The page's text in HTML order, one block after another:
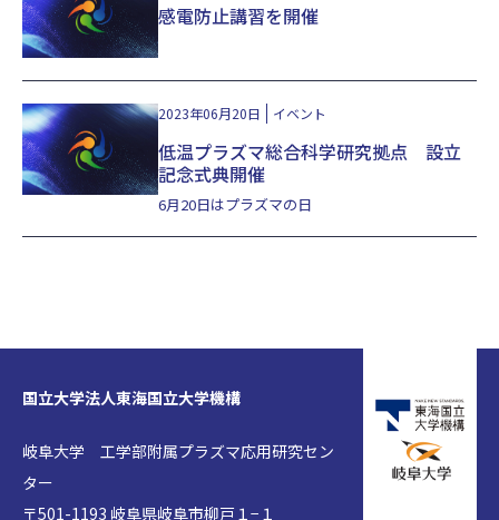
感電防止講習を開催
2023年06月20日 イベント
低温プラズマ総合科学研究拠点 設立
記念式典開催
6月20日はプラズマの日
国立大学法人東海国立大学機構
岐阜大学 工学部附属プラズマ応用研究セン
ター
〒501-1193 岐阜県岐阜市柳戸１−１